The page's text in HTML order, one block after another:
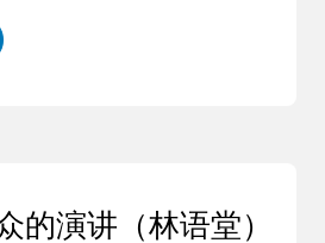
的演讲（林语堂）